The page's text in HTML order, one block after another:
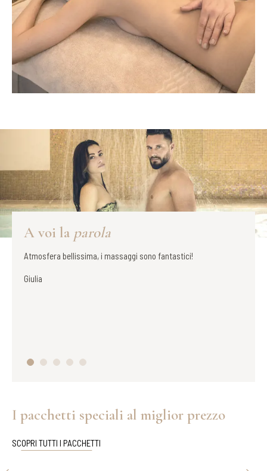
A voi la parola
sono fantastici!
Se si vuole staccare completamente e
I pacchetti speciali al miglior prezzo
SCOPRI TUTTI I PACCHETTI